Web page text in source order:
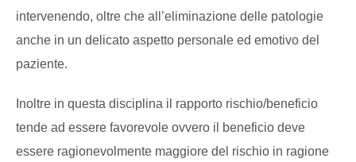
intervenendo, oltre che all’eliminazione delle patologie
anche in un delicato aspetto personale ed emotivo del
paziente.
Inoltre in questa disciplina il rapporto rischio/beneficio
tende ad essere favorevole ovvero il beneficio deve
essere ragionevolmente maggiore del rischio in ragione